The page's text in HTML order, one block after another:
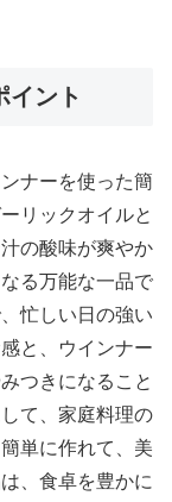
イント
ナーを使った簡
リックオイルと
の酸味が爽やか
る万能な一品で
忙しい日の強い
と、ウインナー
つきになること
て、家庭料理の
単に作れて、美
、食卓を豊かに